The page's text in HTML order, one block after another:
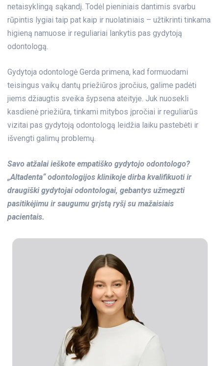
netaisyklingą sąkandį. Todėl pieniniais dantimis svarbu
rūpintis lygiai taip pat kaip ir nuolatiniais – užtikrinti tinkama
higieną namuose ir reguliariai lankytis pas gydytoją
odontologą.
Gydytoja odontologė Gerda primena, kad formuodami
teisingus vaikų dantų priežiūros įpročius, galime padėti
jiems džiaugtis sveika šypsena ateityje. Juk nuosekli
kasdienė priežiūra, tinkami mitybos įpročiai ir reguliarūs
vizitai pas gydytoją odontologą leidžia laiku pastebėti ir
išvengti galimų problemų.
Savo atžalai ieškote empatiško gydytojo odontologo?
„Altadenta“ odontologijos klinikoje dirba kvalifikuoti ir
draugiški gydytojai odontologai, gebantys užmegzti
pasitikėjimu ir saugumu grįstą ryšį su mažaisiais
pacientais.